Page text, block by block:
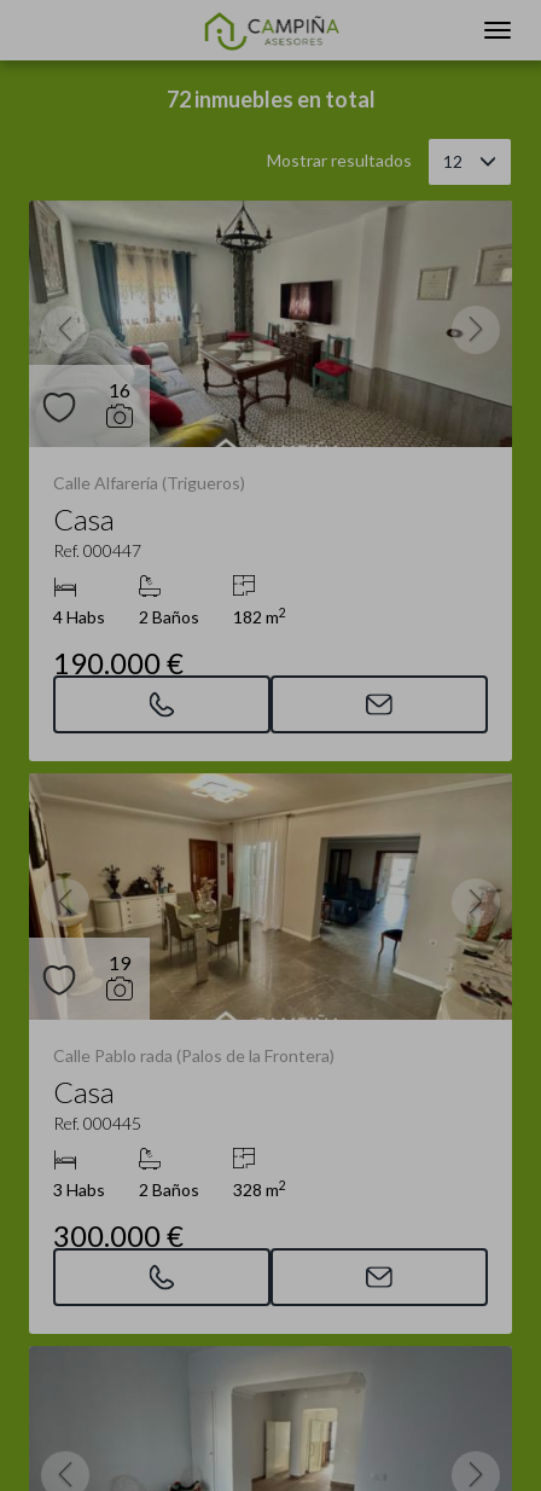
72 inmuebles en total
Mostrar resultados 12
16
Calle Alfarería (Trigueros)
Casa
Ref. 000447
4 Habs 2 Baños 182 m2
190.000 €
19
Calle Pablo rada (Palos de la Frontera)
Casa
Ref. 000445
3 Habs 2 Baños 328 m2
300.000 €